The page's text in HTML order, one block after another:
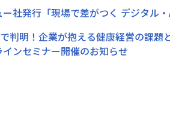
ー社発行「現場で差がつく デジタル
で判明！企業が抱える健康経営の課
ンセミナー開催のお知らせ